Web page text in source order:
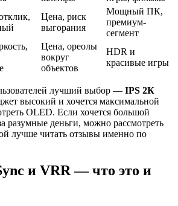
Цена, риск
выгорания
Мощный ПК,
премиум-
сегмент
Цена, ореолы
вокруг
объектов
HDR и
красивые игры
лучший выбор — IPS 2К
высокий и хочется максимальной
OLED. Если хочется большой
разумные деньги, можно рассмотреть
лучше читать отзывы именно по
и VRR — что это и